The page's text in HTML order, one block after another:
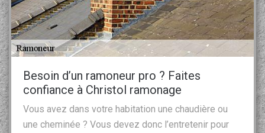
Besoin d’un ramoneur pro ? Faites
confiance à Christol ramonage
Vous avez dans votre habitation une chaudière ou
une cheminée ? Vous devez donc l’entretenir pour